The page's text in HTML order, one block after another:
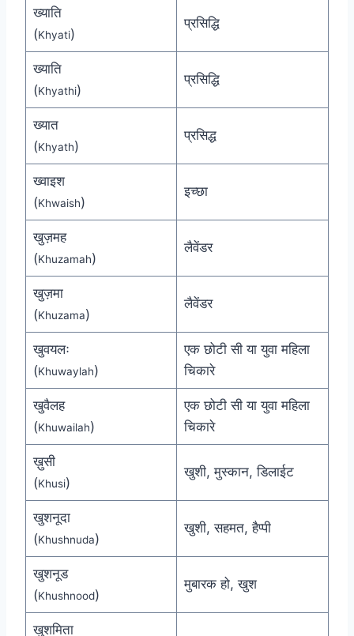
ख्याति
(Khyati)
प्रसिद्धि
ख्याति
(Khyathi)
प्रसिद्धि
ख्यात
(Khyath)
प्रसिद्ध
ख्वाइश
(Khwaish)
इच्छा
खुज़मह
(Khuzamah)
लैवेंडर
खुज़मा
(Khuzama)
लैवेंडर
खुवयलः
(Khuwaylah)
एक छोटी सी या युवा महिला
चिकारे
खुवैलह
(Khuwailah)
एक छोटी सी या युवा महिला
चिकारे
ख़ुसी
(Khusi)
खुशी, मुस्कान, डिलाईट
खुशनूदा
(Khushnuda)
खुशी, सहमत, हैप्पी
खुशनूड
(Khushnood)
मुबारक हो, खुश
खुशमिता